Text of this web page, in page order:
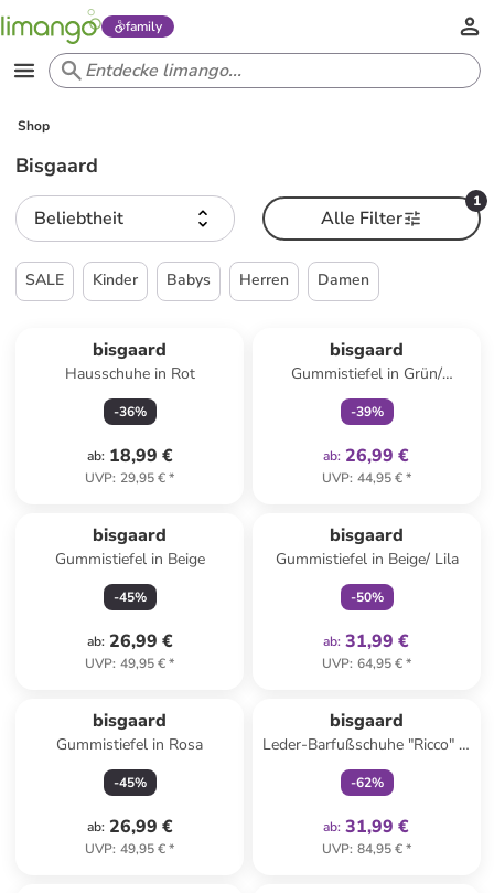
family
Shop
Bisgaard
Beliebtheit
1
Alle Filter
SALE Kinder Babys Herren Damen
bisgaard
Hausschuhe in Rot
-36%
ab: 18,99 €
UVP: 29,95 €*
bisgaard
Gummistiefel in Grün/
Hellblau
-39%
ab: 26,99 €
UVP: 44,95 €*
bisgaard
Gummistiefel in Beige
-45%
ab: 26,99 €
UVP: 49,95 €*
bisgaard
Gummistiefel in Beige/ Lila
-50%
ab: 31,99 €
UVP: 64,95 €*
bisgaard
Gummistiefel in Rosa
-45%
ab: 26,99 €
UVP: 49,95 €*
bisgaard
Leder-Barfußschuhe "Ricco" in
Grau
-62%
ab: 31,99 €
UVP: 84,95 €*